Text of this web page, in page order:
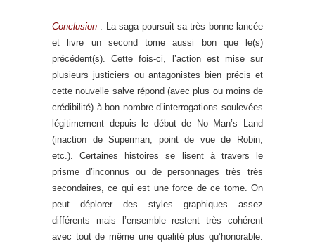
Conclusion : La saga poursuit sa très bonne lancée
et livre un second tome aussi bon que le(s)
précédent(s). Cette fois-ci, l’action est mise sur
plusieurs justiciers ou antagonistes bien précis et
cette nouvelle salve répond (avec plus ou moins de
crédibilité) à bon nombre d’interrogations soulevées
légitimement depuis le début de No Man’s Land
(inaction de Superman, point de vue de Robin,
etc.). Certaines histoires se lisent à travers le
prisme d’inconnus ou de personnages très très
secondaires, ce qui est une force de ce tome. On
peut déplorer des styles graphiques assez
différents mais l’ensemble restent très cohérent
avec tout de même une qualité plus qu’honorable.